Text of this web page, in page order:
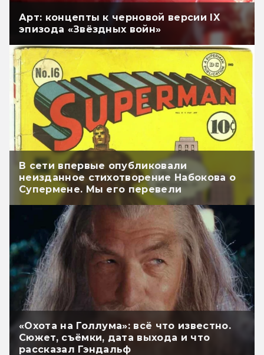
Арт: концепты к черновой версии IX
эпизода «Звёздных войн»
В сети впервые опубликовали
неизданное стихотворение Набокова о
Супермене. Мы его перевели
«Охота на Голлума»: всё что известно.
Сюжет, съёмки, дата выхода и что
рассказал Гэндальф